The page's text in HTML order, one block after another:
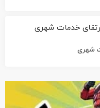
شهری